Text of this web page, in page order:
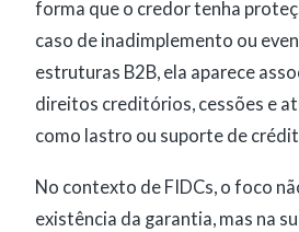
forma que o credor tenha
caso de inadimplemento ou
estruturas B2B, ela aparece
direitos creditórios, cessões e
como lastro ou suporte de
No contexto de FIDCs, o foco
existência da garantia, mas na